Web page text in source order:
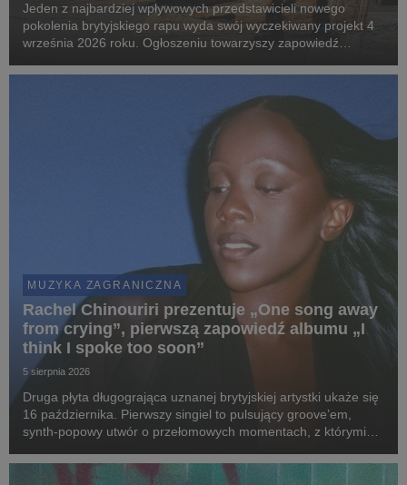
Jeden z najbardziej wpływowych przedstawicieli nowego
pokolenia brytyjskiego rapu wyda swój wyczekiwany projekt 4
września 2026 roku. Ogłoszeniu towarzyszy zapowiedź
MUZYKA ZAGRANICZNA
Rachel Chinouriri prezentuje „One song away
from crying”, pierwszą zapowiedź albumu „I
think I spoke too soon”
5 sierpnia 2026
Druga płyta długogrająca uznanej brytyjskiej artystki ukaże się
16 października. Pierwszy singiel to pulsujący groove’em,
synth-popowy utwór o przełomowych momentach, z którymi